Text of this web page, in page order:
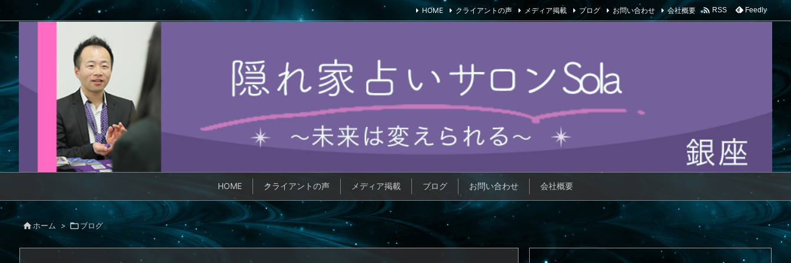
HOME クライアントの声 メディア掲載 ブログ お問い合わせ 会社概要
HOME クライアントの声 メディア掲載 ブログ お問い合わせ 会社概要  RSS Feedly
ホーム > ブログ